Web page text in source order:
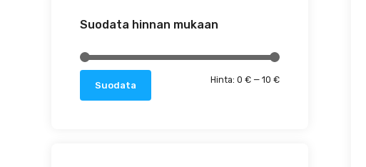
Suodata hinnan mukaan
Minimihinta
Maksimihinta
Suodata Hinta: 0 € — 10 €